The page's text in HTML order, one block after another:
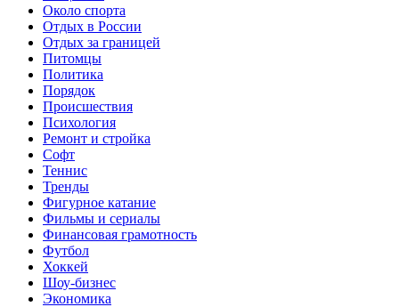
Около спорта
Отдых в России
Отдых за границей
Питомцы
Политика
Порядок
Происшествия
Психология
Ремонт и стройка
Софт
Теннис
Тренды
Фигурное катание
Фильмы и сериалы
Финансовая грамотность
Футбол
Хоккей
Шоу-бизнес
Экономика